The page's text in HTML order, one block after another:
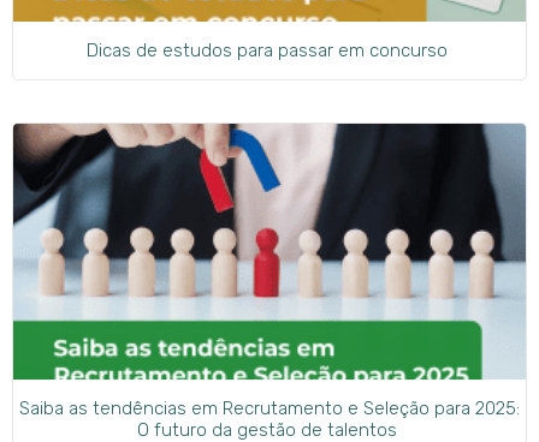
Dicas de estudos para passar em concurso
Saiba as tendências em Recrutamento e Seleção para 2025:
O futuro da gestão de talentos